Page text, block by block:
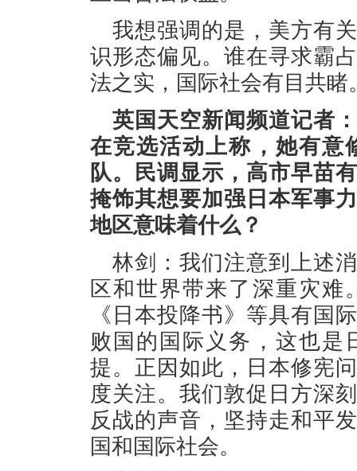
我想强调的是，美方有
识形态偏见。谁在寻求霸
法之实，国际社会有目共睹
英国天空新闻频道记者
在竞选活动上称，她有意
队。民调显示，高市早苗
掩饰其想要加强日本军事
地区意味着什么？
林剑：我们注意到上述
区和世界带来了深重灾难
《日本投降书》等具有国
败国的国际义务，这也是
提。正因如此，日本修宪
度关注。我们敦促日方深
反战的声音，坚持走和平
国和国际社会。